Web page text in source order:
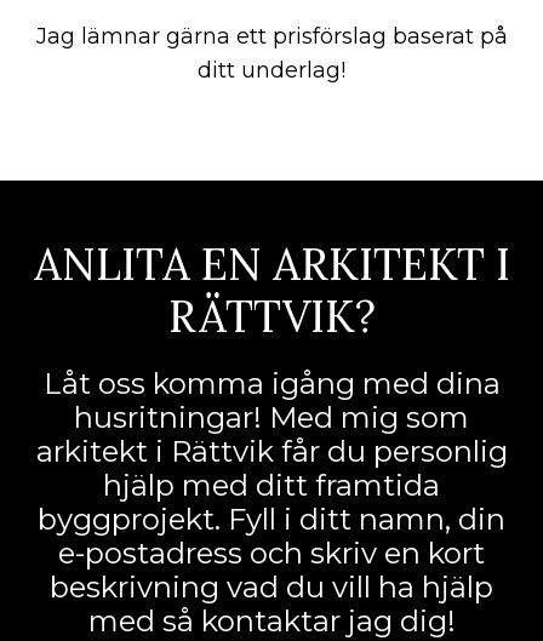
Jag lämnar gärna ett prisförslag baserat på
ditt underlag!
ANLITA EN ARKITEKT I
RÄTTVIK?
Låt oss komma igång med dina
husritningar! Med mig som
arkitekt i Rättvik får du personlig
hjälp med ditt framtida
byggprojekt. Fyll i ditt namn, din
e-postadress och skriv en kort
beskrivning vad du vill ha hjälp
med så kontaktar jag dig!